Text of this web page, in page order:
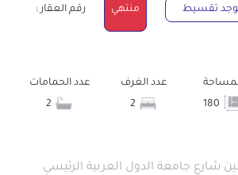
يوجد تقسيط منتهي رقم العقار :
عدد الغرف
عدد الحمامات
شارع جامعة الدول العربية الرئيسي